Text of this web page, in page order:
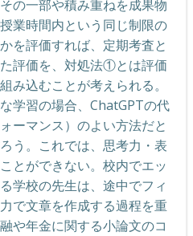
の一部や積み重ねを成果物
業時間内という同じ制限の
を評価すれば、定期考査と
評価を、対処法①とは評価
み込むことが考えられる。
学習の場合、ChatGPTの代
ーマンス）のよい方法だと
う。これでは、思考力・表
とができない。校内でエッ
学校の先生は、途中でフィ
で文章を作成する過程を重
や年金に関する小論文のコ